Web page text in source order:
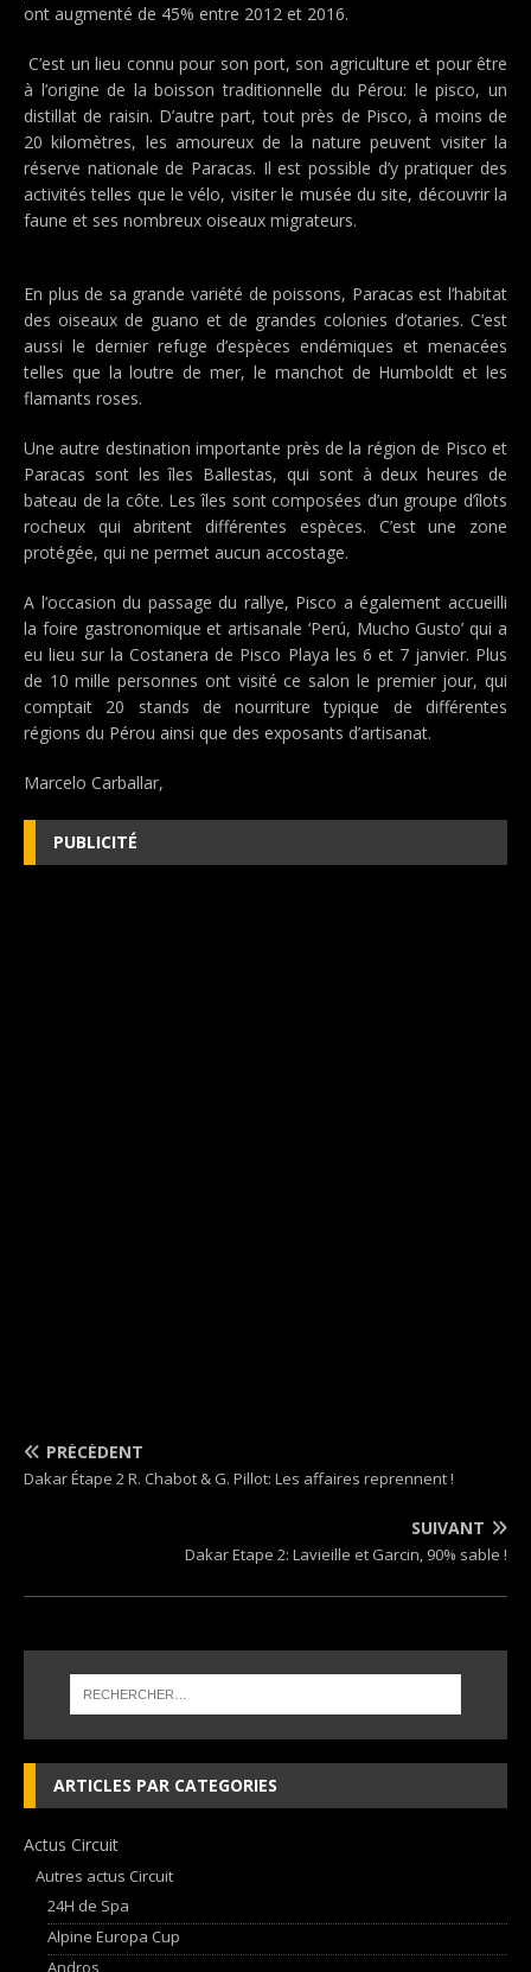
ont augmenté de 45% entre 2012 et 2016.
C’est un lieu connu pour son port, son agriculture et pour être
à l’origine de la boisson traditionnelle du Pérou: le pisco, un
distillat de raisin. D’autre part, tout près de Pisco, à moins de
20 kilomètres, les amoureux de la nature peuvent visiter la
réserve nationale de Paracas. Il est possible d’y pratiquer des
activités telles que le vélo, visiter le musée du site, découvrir la
faune et ses nombreux oiseaux migrateurs.
En plus de sa grande variété de poissons, Paracas est l’habitat
des oiseaux de guano et de grandes colonies d’otaries. C’est
aussi le dernier refuge d’espèces endémiques et menacées
telles que la loutre de mer, le manchot de Humboldt et les
flamants roses.
Une autre destination importante près de la région de Pisco et
Paracas sont les îles Ballestas, qui sont à deux heures de
bateau de la côte. Les îles sont composées d’un groupe d’îlots
rocheux qui abritent différentes espèces. C’est une zone
protégée, qui ne permet aucun accostage.
A l’occasion du passage du rallye, Pisco a également accueilli
la foire gastronomique et artisanale ‘Perú, Mucho Gusto’ qui a
eu lieu sur la Costanera de Pisco Playa les 6 et 7 janvier. Plus
de 10 mille personnes ont visité ce salon le premier jour, qui
comptait 20 stands de nourriture typique de différentes
régions du Pérou ainsi que des exposants d’artisanat.
Marcelo Carballar,
PUBLICITÉ
PRÉCÉDENT
Dakar Étape 2 R. Chabot & G. Pillot: Les affaires reprennent !
SUIVANT
Dakar Etape 2: Lavieille et Garcin, 90% sable !
ARTICLES PAR CATEGORIES
Actus Circuit
Autres actus Circuit
24H de Spa
Alpine Europa Cup
Andros